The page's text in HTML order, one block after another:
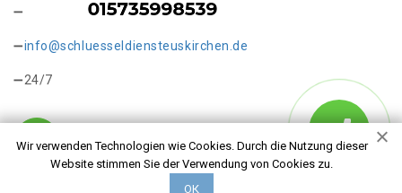
Wir verwenden Technologien wie Cookies. Durch die Nutzung dieser
Website stimmen Sie der Verwendung von Cookies zu.
ОК
info@schluesseldiensteuskirchen.de
24/7
Copyright © 2026 Schlüsseldienst in Euskirchen Wüschheim.